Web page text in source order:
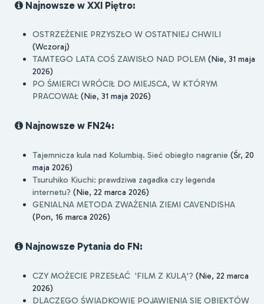
Najnowsze w XXI Piętro:
OSTRZEŻENIE PRZYSZŁO W OSTATNIEJ CHWILI
(Wczoraj)
TAMTEGO LATA COŚ ZAWISŁO NAD POLEM (Nie, 31 maja
2026)
PO ŚMIERCI WRÓCIŁ DO MIEJSCA, W KTÓRYM
PRACOWAŁ (Nie, 31 maja 2026)
Najnowsze w FN24:
Tajemnicza kula nad Kolumbią. Sieć obiegło nagranie (Śr, 20
maja 2026)
Tsuruhiko Kiuchi: prawdziwa zagadka czy legenda
internetu? (Nie, 22 marca 2026)
GENIALNA METODA ZWAŻENIA ZIEMI CAVENDISHA
(Pon, 16 marca 2026)
Najnowsze Pytania do FN:
CZY MOŻECIE PRZESŁAĆ 'FILM Z KULĄ'? (Nie, 22 marca
2026)
DLACZEGO ŚWIADKOWIE POJAWIENIA SIĘ OBIEKTÓW